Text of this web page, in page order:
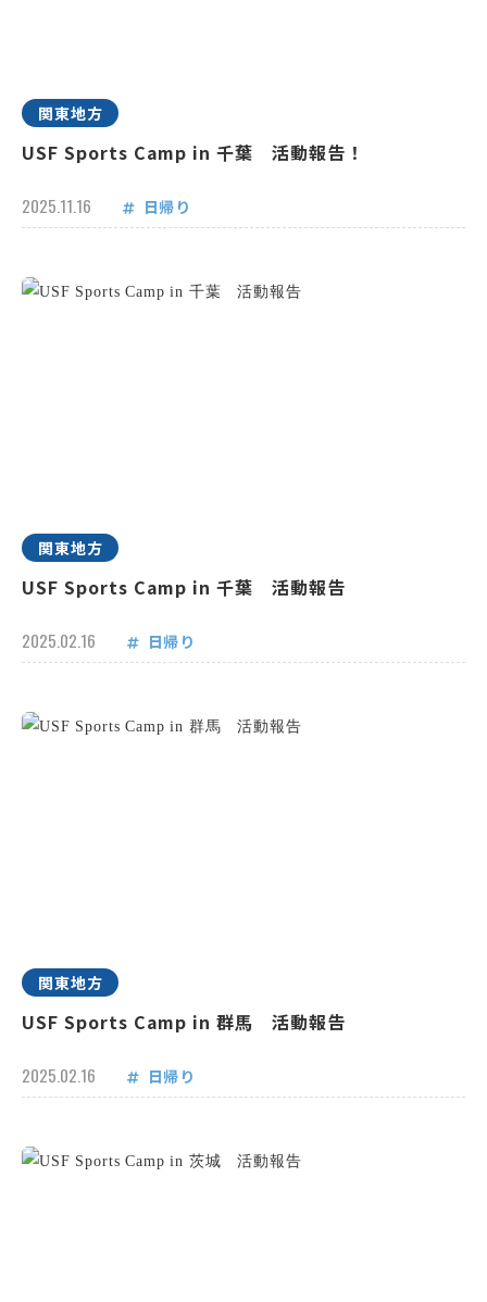
関東地方
USF Sports Camp in 千葉 活動報告！
2025.11.16 日帰り
関東地方
USF Sports Camp in 千葉 活動報告
2025.02.16 日帰り
関東地方
USF Sports Camp in 群馬 活動報告
2025.02.16 日帰り